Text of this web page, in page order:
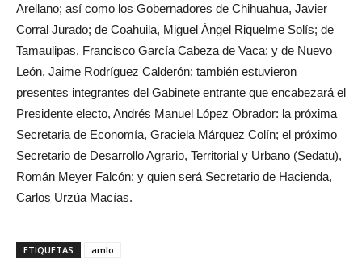
Arellano; así como los Gobernadores de Chihuahua, Javier
Corral Jurado; de Coahuila, Miguel Ángel Riquelme Solís; de
Tamaulipas, Francisco García Cabeza de Vaca; y de Nuevo
León, Jaime Rodríguez Calderón; también estuvieron
presentes integrantes del Gabinete entrante que encabezará el
Presidente electo, Andrés Manuel López Obrador: la próxima
Secretaria de Economía, Graciela Márquez Colín; el próximo
Secretario de Desarrollo Agrario, Territorial y Urbano (Sedatu),
Román Meyer Falcón; y quien será Secretario de Hacienda,
Carlos Urzúa Macías.
ETIQUETAS amlo